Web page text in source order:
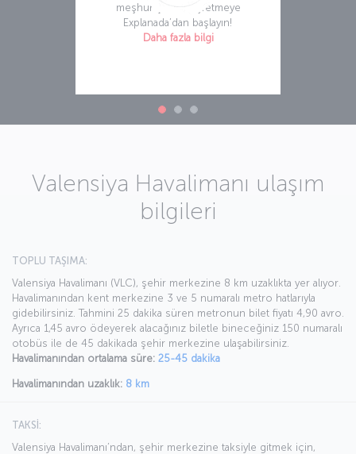
meşhur şehri keşfetmeye
Explanada’dan başlayın!
Daha fazla bilgi
Valensiya Havalimanı ulaşım
bilgileri
TOPLU TAŞIMA:
Valensiya Havalimanı (VLC), şehir merkezine 8 km uzaklıkta yer alıyor.
Havalimanından kent merkezine 3 ve 5 numaralı metro hatlarıyla
gidebilirsiniz. Tahmini 25 dakika süren metronun bilet fiyatı 4,90 avro.
Ayrıca 1,45 avro ödeyerek alacağınız biletle bineceğiniz 150 numaralı
otobüs ile de 45 dakikada şehir merkezine ulaşabilirsiniz.
Havalimanından ortalama süre: 25-45 dakika
Havalimanından uzaklık: 8 km
TAKSİ:
Valensiya Havalimanı’ndan, şehir merkezine taksiyle gitmek için,